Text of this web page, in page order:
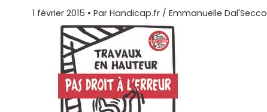
1 février 2015 • Par Handicap.fr / Emmanuelle Dal'Secco